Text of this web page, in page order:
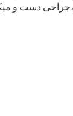
دست و